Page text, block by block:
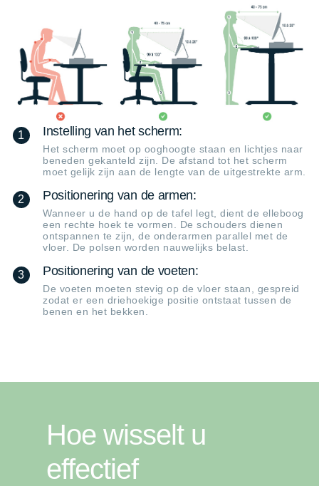
1 Instelling van het scherm:
Het scherm moet op ooghoogte staan en lichtjes naar
beneden gekanteld zijn. De afstand tot het scherm
moet gelijk zijn aan de lengte van de uitgestrekte arm.
2 Positionering van de armen:
Wanneer u de hand op de tafel legt, dient de elleboog
een rechte hoek te vormen. De schouders dienen
ontspannen te zijn, de onderarmen parallel met de
vloer. De polsen worden nauwelijks belast.
3 Positionering van de voeten:
De voeten moeten stevig op de vloer staan, gespreid
zodat er een driehoekige positie ontstaat tussen de
benen en het bekken.
Hoe wisselt u
effectief